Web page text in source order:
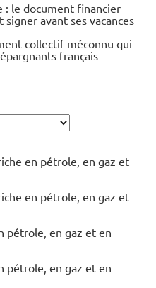
le document financier
avant ses vacances
collectif méconnu qui
français
en pétrole, en gaz et
en pétrole, en gaz et
pétrole, en gaz et en
pétrole, en gaz et en